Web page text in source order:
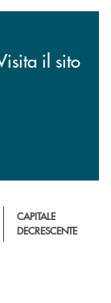
il sito
CAPITALE
DECRESCENTE